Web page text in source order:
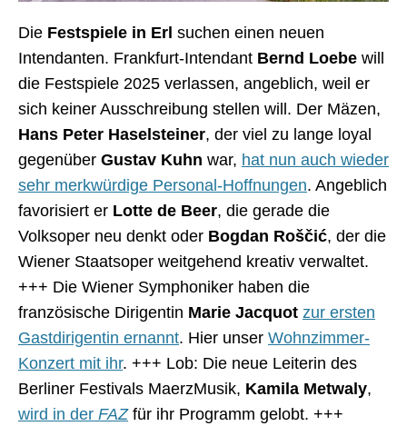
Die Festspiele in Erl suchen einen neuen
Intendanten. Frankfurt-Intendant Bernd Loebe will
die Festspiele 2025 verlassen, angeblich, weil er
sich keiner Ausschreibung stellen will. Der Mäzen,
Hans Peter Haselsteiner, der viel zu lange loyal
gegenüber Gustav Kuhn war, hat nun auch wieder
sehr merkwürdige Personal-Hoffnungen. Angeblich
favorisiert er Lotte de Beer, die gerade die
Volksoper neu denkt oder Bogdan Roščić, der die
Wiener Staatsoper weitgehend kreativ verwaltet.
+++ Die Wiener Symphoniker haben die
französische Dirigentin Marie Jacquot zur ersten
Gastdirigentin ernannt. Hier unser Wohnzimmer-
Konzert mit ihr. +++ Lob: Die neue Leiterin des
Berliner Festivals MaerzMusik, Kamila Metwaly,
wird in der FAZfür ihr Programm gelobt. +++